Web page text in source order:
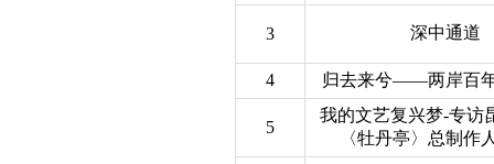
3 深中通道
4 归去来兮——两岸百
5
我的文艺复兴梦-专访
〈牡丹亭〉总制作